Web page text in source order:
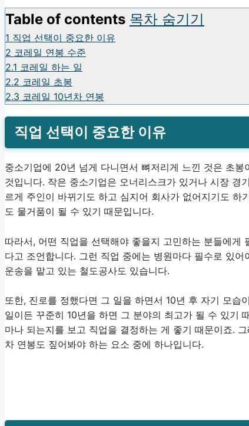
Table of contents 목차 숨기기
1 직업 선택이 중요한 이유
2 코레일 연봉 수준
2.1 코레일 하는 일
2.2 코레일 초봉
2.3 코레일 10년차 연봉
직업 선택이 중요한 이유
중소기업에 20년 넘게 다니면서 뼈저리게 느낀 것은 초
것입니다. 작은 중소기업은 오너리스크가 있거나 시장
르게 주인이 바뀌기도 하고 심지어 회사가 없어지기도 하
도 물거품이 될 수 있기 때문입니다.
따라서, 어떤 직업을 선택해야 좋을지 고민하는 분들에
다고 조언합니다. 그런 직업 중에는 병원마다 필수로 있
운송을 맡고 있는 철도공사도 있습니다.
또한, 진로를 정했다면 그 일을 하면서 10년 후 자기 모습
일이든 꾸준히 10년을 하면 그 분야의 최고가 될 수 있기
마나 되는지를 보고 직업을 결정하는 게 좋기 때문이죠.
차 연봉도 짚어봐야 하는 요소 중에 하나입니다.